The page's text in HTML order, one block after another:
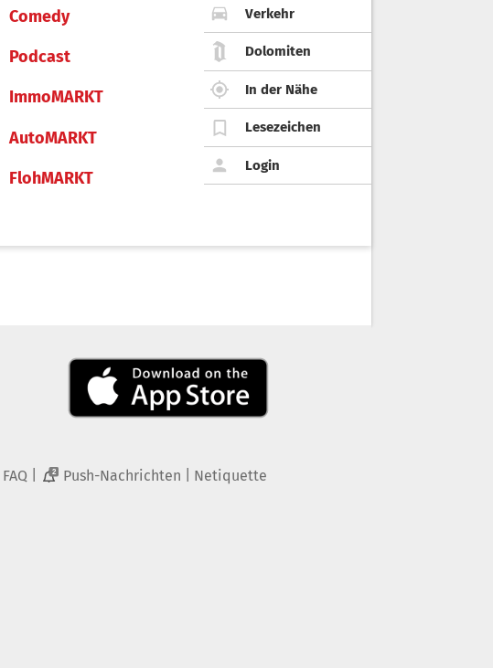
Comedy
Podcast
ImmoMARKT
AutoMARKT
FlohMARKT
Verkehr
Dolomiten
In der Nähe
Lesezeichen
Login
FAQ 2 Push-Nachrichten Netiquette